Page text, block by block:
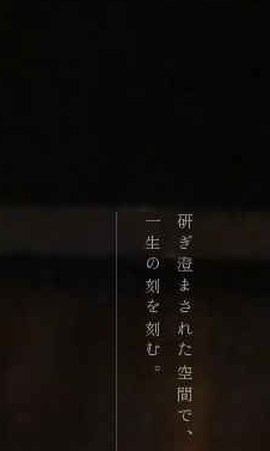
研ぎ澄まされた空間で、
一生の刻を刻む。